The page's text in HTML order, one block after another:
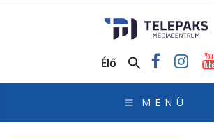
Médiacentrum
honlapja
Élő